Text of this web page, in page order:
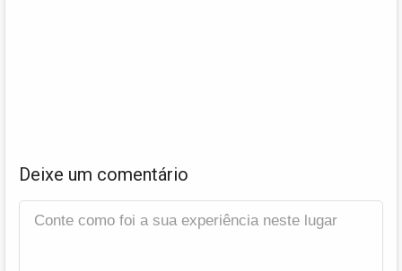
Deixe um comentário